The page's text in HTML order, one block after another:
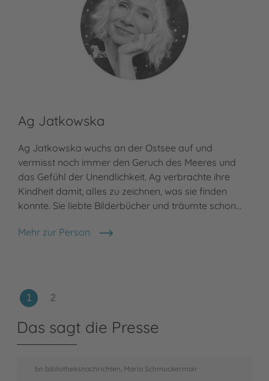
Ag Jatkowska
Ag Jatkowska wuchs an der Ostsee auf und
vermisst noch immer den Geruch des Meeres und
das Gefühl der Unendlichkeit. Ag verbrachte ihre
Kindheit damit, alles zu zeichnen, was sie finden
konnte. Sie liebte Bilderbücher und träumte schon…
Mehr zur Person
Ag Jatkowska
Das sagt die Presse
bn bibliotheksnachrichten, Maria Schmuckermair